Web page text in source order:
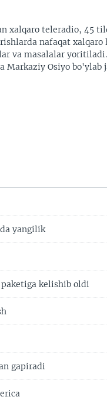
xalqaro teleradio, 45
nafaqat xalqaro
va masalalar
Osiyo bo'ylab
yangilik
kelishib oldi
gapiradi